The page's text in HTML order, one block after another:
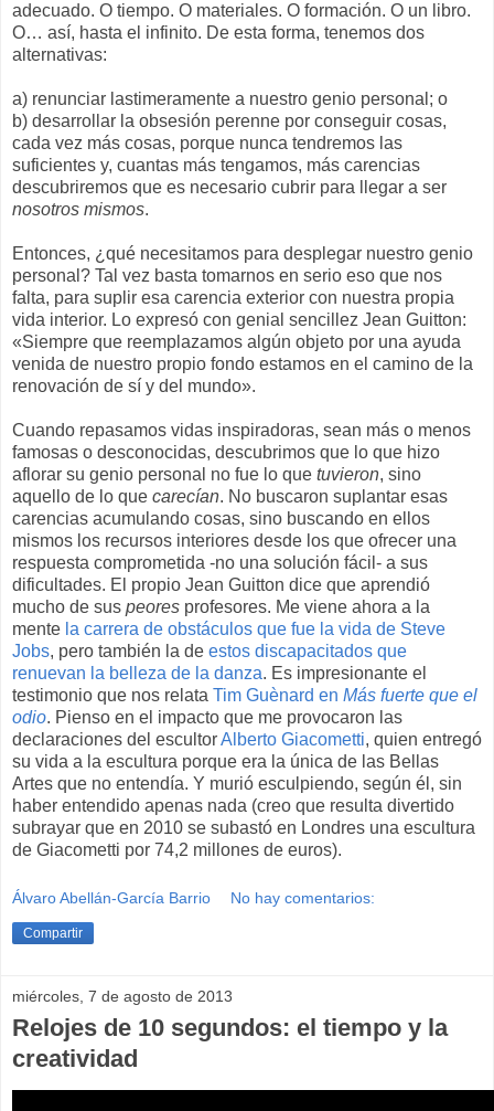
adecuado. O tiempo. O materiales. O formación. O un libro.
O… así, hasta el infinito. De esta forma, tenemos dos
alternativas:
a) renunciar lastimeramente a nuestro genio personal; o
b) desarrollar la obsesión perenne por conseguir cosas,
cada vez más cosas, porque nunca tendremos las
suficientes y, cuantas más tengamos, más carencias
descubriremos que es necesario cubrir para llegar a ser
nosotros mismos.
Entonces, ¿qué necesitamos para desplegar nuestro genio
personal? Tal vez basta tomarnos en serio eso que nos
falta, para suplir esa carencia exterior con nuestra propia
vida interior. Lo expresó con genial sencillez Jean Guitton:
«Siempre que reemplazamos algún objeto por una ayuda
venida de nuestro propio fondo estamos en el camino de la
renovación de sí y del mundo».
Cuando repasamos vidas inspiradoras, sean más o menos
famosas o desconocidas, descubrimos que lo que hizo
aflorar su genio personal no fue lo que tuvieron, sino
aquello de lo que carecían. No buscaron suplantar esas
carencias acumulando cosas, sino buscando en ellos
mismos los recursos interiores desde los que ofrecer una
respuesta comprometida -no una solución fácil- a sus
dificultades. El propio Jean Guitton dice que aprendió
mucho de sus peores profesores. Me viene ahora a la
mente la carrera de obstáculos que fue la vida de Steve
Jobs, pero también la de estos discapacitados que
renuevan la belleza de la danza. Es impresionante el
testimonio que nos relata Tim Guènard en Más fuerte que el
odio. Pienso en el impacto que me provocaron las
declaraciones del escultorAlberto Giacometti, quien entregó
su vida a la escultura porque era la única de las Bellas
Artes que no entendía. Y murió esculpiendo, según él, sin
haber entendido apenas nada (creo que resulta divertido
subrayar que en 2010 se subastó en Londres una escultura
de Giacometti por 74,2 millones de euros).
Álvaro Abellán-García Barrio No hay comentarios:
Compartir
miércoles, 7 de agosto de 2013
Relojes de 10 segundos: el tiempo y la
creatividad